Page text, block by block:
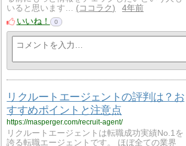
いると思います…
ココラク
4年前
いいね！
0
リクルートエージェントの評判は？お
すすめポイントと注意点
https://masperger.com/recruit-agent/
リクルートエージェントは転職成功実績No.1を
誇る転職エージェントです。 ほぼ全ての業界